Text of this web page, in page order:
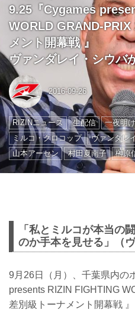
9.25『Cygames
WORLD GRAND-
メント開幕戦 』
ヴァンダレイ・シウバ
2016-09-26
RIZINニュース 生配信 一夜明
ミルコ・クロコップ
ヴァンダレ
山本アーセン
村田夏南子 榊原
「私とミルコが本当の
のか手本を見せる」（
9月26日（月）、千葉県内の
presents RIZIN FIGHTING
差別級トーナメント開幕戦